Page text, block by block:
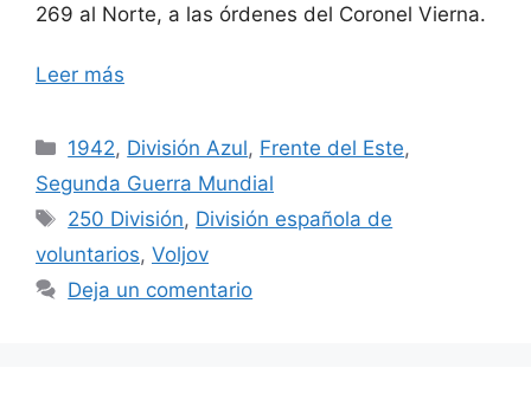
269 al Norte, a las órdenes del Coronel Vierna.
Leer más
Categorías
1942, División Azul, Frente del Este,
Segunda Guerra Mundial
Etiquetas
250 División, División española de
voluntarios, Voljov
Deja un comentario